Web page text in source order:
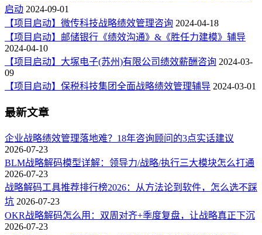
启动 2024-09-01
【项目启动】微传科技战略绩效管理咨询 2024-04-18
【项目启动】邮储银行《绩效沟通》&《胜任力建模》辅导
2024-04-10
【项目启动】大塚电子(苏州)有限公司绩效薪酬咨询 2024-03-
09
【项目启动】保税科技集团全面战略绩效管理辅导 2024-03-01
最新文章
企业战略绩效管理落地难？18年咨询顾问的3点实话建议
2026-07-23
BLM战略解码模型详解：领导力/战略/执行三大模块怎么打通
2026-07-23
战略解码工具推荐排行榜2026：从方法论到软件，怎么选不踩
坑 2026-07-23
OKR战略解码怎么用：双周对齐+季度复盘，让战略真正下沉
2026-07-23